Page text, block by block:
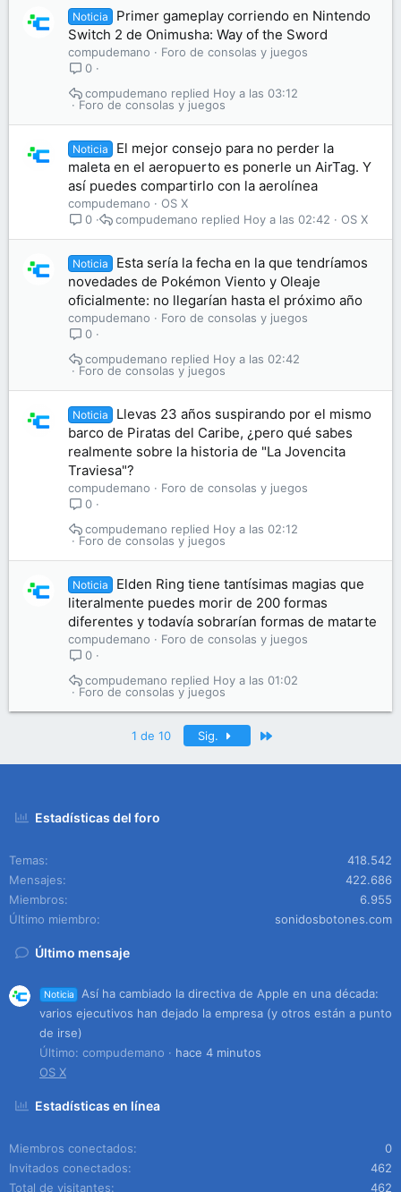
Noticia
Primer gameplay corriendo en Nintendo
Switch 2 de Onimusha: Way of the Sword
compudemano
Foro de consolas y juegos
0
Foro de consolas y juegos
Hoy a las 03:12
compudemano
Noticia
El mejor consejo para no perder la
maleta en el aeropuerto es ponerle un AirTag. Y
así puedes compartirlo con la aerolínea
compudemano
OS X
0
OS X
Hoy a las 02:42
compudemano
Noticia
Esta sería la fecha en la que tendríamos
novedades de Pokémon Viento y Oleaje
oficialmente: no llegarían hasta el próximo año
compudemano
Foro de consolas y juegos
0
Foro de consolas y juegos
Hoy a las 02:42
compudemano
Noticia
Llevas 23 años suspirando por el mismo
barco de Piratas del Caribe, ¿pero qué sabes
realmente sobre la historia de "La Jovencita
Traviesa"?
compudemano
Foro de consolas y juegos
0
Foro de consolas y juegos
Hoy a las 02:12
compudemano
Noticia
Elden Ring tiene tantísimas magias que
literalmente puedes morir de 200 formas
diferentes y todavía sobrarían formas de matarte
compudemano
Foro de consolas y juegos
0
Foro de consolas y juegos
Hoy a las 01:02
compudemano
1 de 10 Sig.
Estadísticas del foro
Temas
418.542
Mensajes
422.686
Miembros
6.955
Último miembro
sonidosbotones.com
Último mensaje
Noticia
Así ha cambiado la directiva de Apple en una década:
varios ejecutivos han dejado la empresa (y otros están a punto
de irse)
Último: compudemano
hace 4 minutos
OS X
Estadísticas en línea
Miembros conectados
0
Invitados conectados
462
Total de visitantes
462